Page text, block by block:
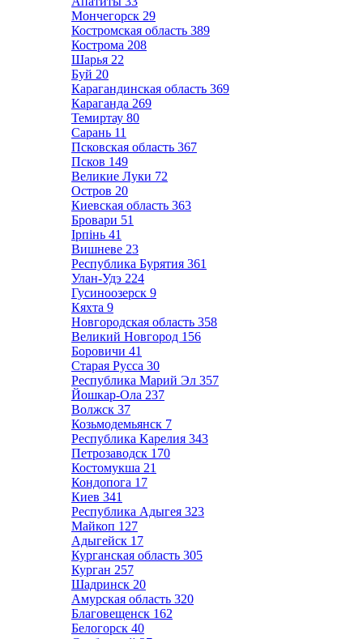
Мончегорск 29
Костромская область 389
Кострома 208
Шарья 22
Буй 20
Карагандинская область 369
Караганда 269
Темиртау 80
Сарань 11
Псковская область 367
Псков 149
Великие Луки 72
Остров 20
Киевская область 363
Бровари 51
Ірпінь 41
Вишневе 23
Республика Бурятия 361
Улан-Удэ 224
Гусиноозерск 9
Кяхта 9
Новгородская область 358
Великий Новгород 156
Боровичи 41
Старая Русса 30
Республика Марий Эл 357
Йошкар-Ола 237
Волжск 37
Козьмодемьянск 7
Республика Карелия 343
Петрозаводск 170
Костомукша 21
Кондопога 17
Киев 341
Республика Адыгея 323
Майкоп 127
Адыгейск 17
Курганская область 305
Курган 257
Шадринск 20
Амурская область 320
Благовещенск 162
Белогорск 40